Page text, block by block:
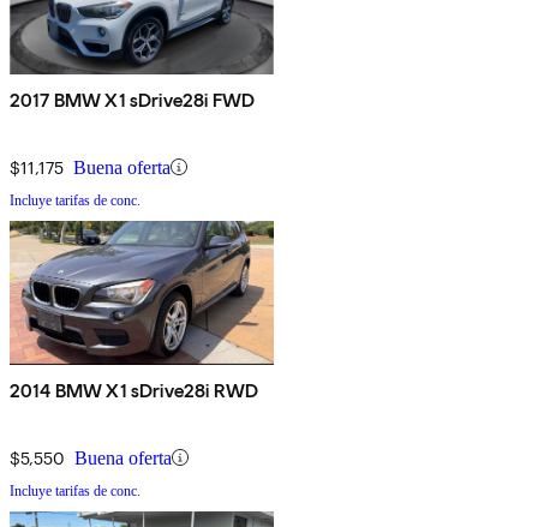
2017 BMW X1 sDrive28i FWD
$11,175 Buena oferta
Incluye tarifas de conc.
2014 BMW X1 sDrive28i RWD
$5,550 Buena oferta
Incluye tarifas de conc.